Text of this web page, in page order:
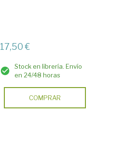
17,50 €
Stock en librería. Envío
en 24/48 horas
COMPRAR